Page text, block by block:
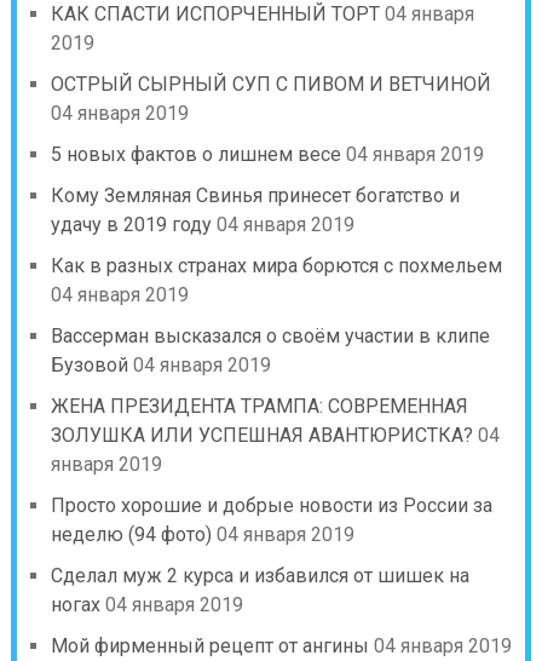
КАК СПАСТИ ИСПОРЧЕННЫЙ ТОРТ 04 января
2019
ОСТРЫЙ СЫРНЫЙ СУП С ПИВОМ И ВЕТЧИНОЙ
04 января 2019
5 новых фактов о лишнем весе 04 января 2019
Кому Земляная Свинья принесет богатство и
удачу в 2019 году 04 января 2019
Как в разных странах мира борются с похмельем
04 января 2019
Вассерман высказался о своём участии в клипе
Бузовой 04 января 2019
ЖЕНА ПРЕЗИДЕНТА ТРАМПА: СОВРЕМЕННАЯ
ЗОЛУШКА ИЛИ УСПЕШНАЯ АВАНТЮРИСТКА? 04
января 2019
Просто хорошие и добрые новости из России за
неделю (94 фото) 04 января 2019
Сделал муж 2 курса и избавился от шишек на
ногах 04 января 2019
Мой фирменный рецепт от ангины 04 января 2019